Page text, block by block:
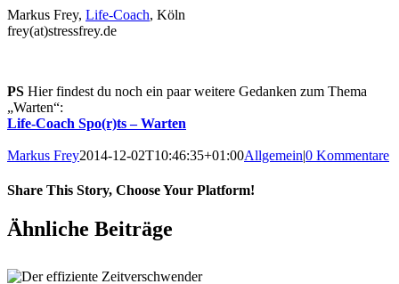
Markus Frey, Life-Coach, Köln
frey(at)stressfrey.de
PS Hier findest du noch ein paar weitere Gedanken zum Thema
„Warten“:
Life-Coach Spo(r)ts – Warten
Markus Frey2014-12-02T10:46:35+01:00Allgemein|0 Kommentare
Share This Story, Choose Your Platform!
Ähnliche Beiträge